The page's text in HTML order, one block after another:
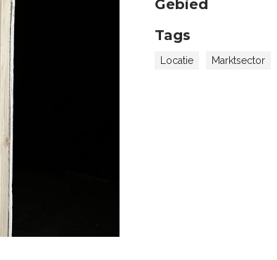
Gebied
Tags
Locatie Marktsector